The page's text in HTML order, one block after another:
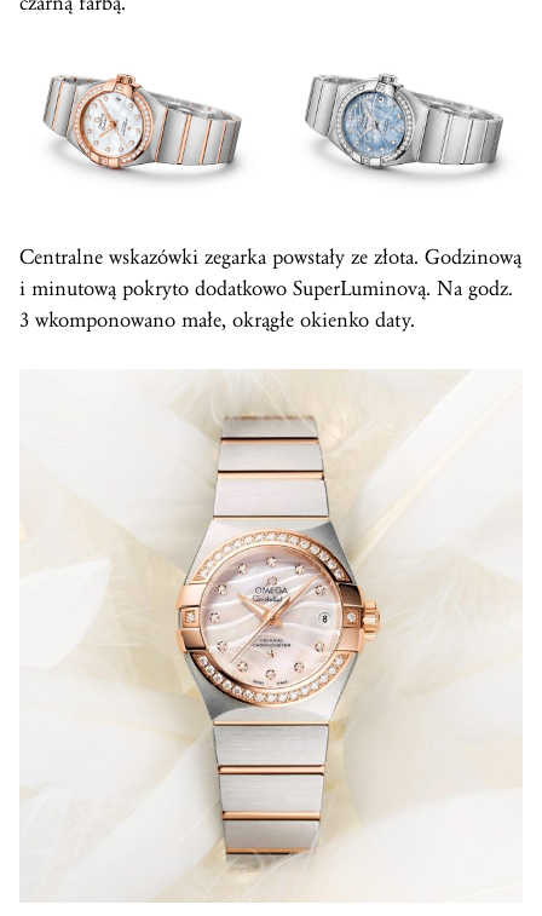
Centralne wskazówki zegarka powstały ze złota. Godzinową
i minutową pokryto dodatkowo SuperLuminovą. Na godz.
3 wkomponowano małe, okrągłe okienko daty.